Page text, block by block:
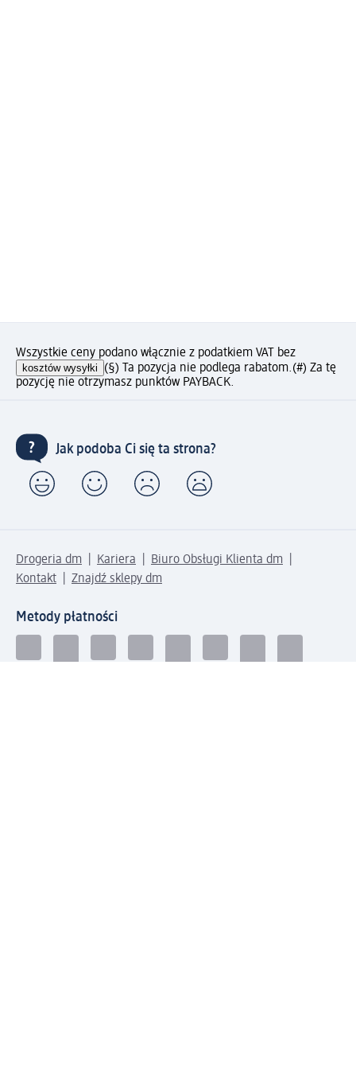
Wszystkie ceny podano włącznie z podatkiem VAT bez
kosztów wysyłki (§) Ta pozycja nie podlega rabatom.(#) Za tę
pozycję nie otrzymasz punktów PAYBACK.
Jak podoba Ci się ta strona?
Drogeria dm Kariera
Biuro Obsługi Klienta dm
Kontakt
Znajdź sklepy dm
Metody płatności